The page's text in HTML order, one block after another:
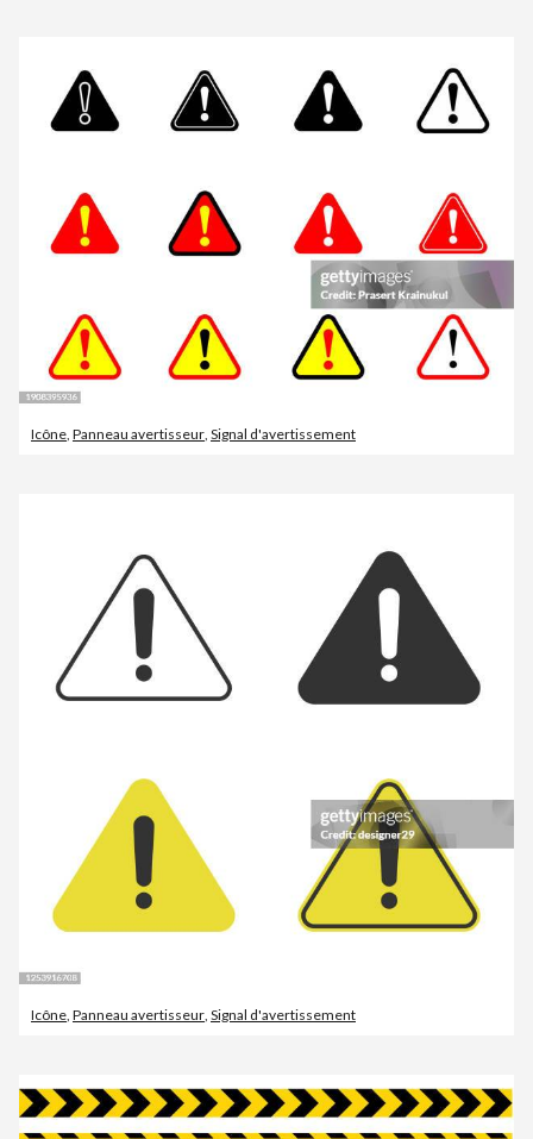
Icône Panneau avertisseur Signal d'avertissement
Icône Panneau avertisseur Signal d'avertissement